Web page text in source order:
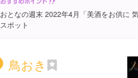
おとなの週末 2022年4月「美酒をお供に
スポット
鳥おき